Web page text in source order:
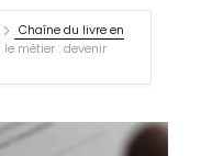
Chaîne du livre en
le métier : devenir